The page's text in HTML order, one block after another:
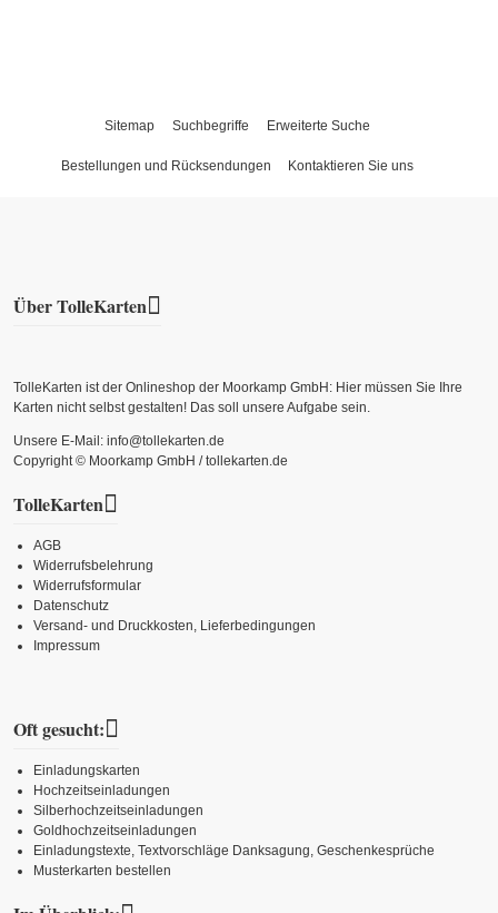
Sitemap Suchbegriffe Erweiterte Suche
Bestellungen und Rücksendungen Kontaktieren Sie uns
Über TolleKarten
TolleKarten ist der Onlineshop der Moorkamp GmbH: Hier müssen Sie Ihre
Karten nicht selbst gestalten! Das soll unsere Aufgabe sein.
Unsere E-Mail: info@tollekarten.de
Copyright © Moorkamp GmbH / tollekarten.de
TolleKarten
AGB
Widerrufsbelehrung
Widerrufsformular
Datenschutz
Versand- und Druckkosten, Lieferbedingungen
Impressum
Oft gesucht:
Einladungskarten
Hochzeitseinladungen
Silberhochzeitseinladungen
Goldhochzeitseinladungen
Einladungstexte, Textvorschläge Danksagung, Geschenkesprüche
Musterkarten bestellen